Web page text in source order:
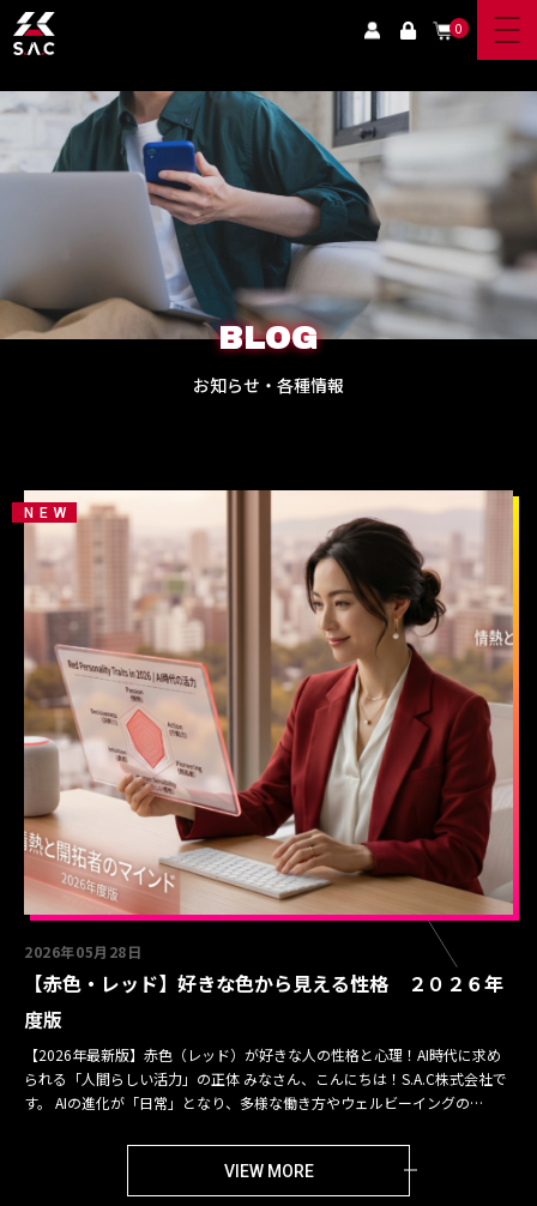
0
BLOG
お知らせ・各種情報
2026年05月28日
【赤色・レッド】好きな色から見える性格 ２０２６年
度版
【2026年最新版】赤色（レッド）が好きな人の性格と心理！AI時代に求め
られる「人間らしい活力」の正体 みなさん、こんにちは！S.A.C株式会社で
す。 AIの進化が「日常」となり、多様な働き方やウェルビーイングの…
VIEW MORE